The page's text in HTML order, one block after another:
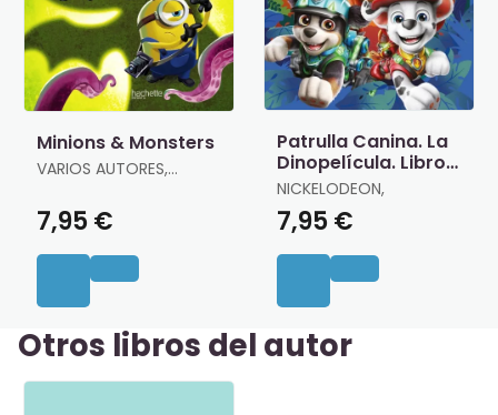
Minions & Monsters
VARIOS AUTORES,
7,95 €
Patrulla Canina. La
Dinopelícula. Libro
de Colorear
NICKELODEON,
7,95 €
Otros libros del autor